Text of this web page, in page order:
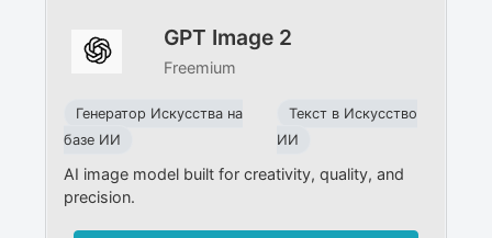
GPT Image 2
Freemium
Генератор Искусства на
базе ИИ
Текст в Искусство
ИИ
AI image model built for creativity, quality, and
precision.